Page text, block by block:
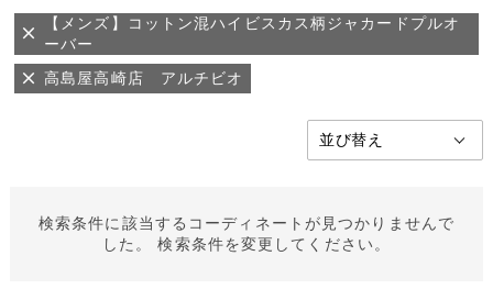
【メンズ】コットン混ハイビスカス柄ジャカードプルオ
ーバー
高島屋高崎店 アルチビオ
検索条件に該当するコーディネートが見つかりませんで
した。 検索条件を変更してください。